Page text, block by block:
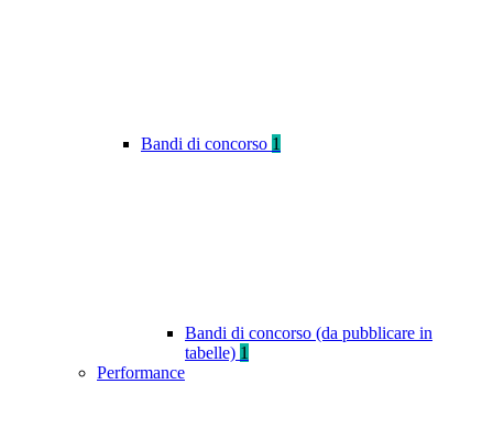
Bandi di concorso 1
Bandi di concorso (da pubblicare in
tabelle) 1
Performance